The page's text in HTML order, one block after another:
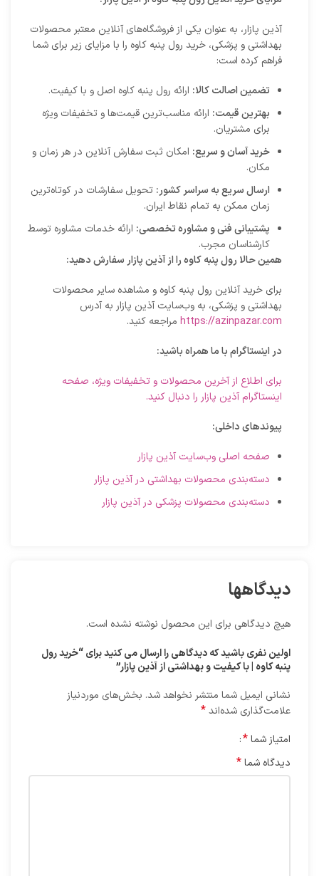
آذین پازار، به عنوان یکی از فروشگاه‌های آنلاین معتبر محصولات
بهداشتی و پزشکی، خرید رول پنبه کاوه را با مزایای زیر برای شما
فراهم کرده است:
تضمین اصالت کالا: ارائه رول پنبه کاوه اصل و با کیفیت.
بهترین قیمت: ارائه مناسب‌ترین قیمت‌ها و تخفیفات ویژه
برای مشتریان.
خرید آسان و سریع: امکان ثبت سفارش آنلاین در هر زمان و
مکان.
ارسال سریع به سراسر کشور: تحویل سفارشات در کوتاه‌ترین
زمان ممکن به تمام نقاط ایران.
پشتیبانی فنی و مشاوره تخصصی: ارائه خدمات مشاوره توسط
کارشناسان مجرب.
همین حالا رول پنبه کاوه را از آذین پازار سفارش دهید:
برای خرید آنلاین رول پنبه کاوه و مشاهده سایر محصولات
بهداشتی و پزشکی، به وب‌سایت آذین پازار به آدرس
https://azinpazar.com مراجعه کنید.
در اینستاگرام با ما همراه باشید:
برای اطلاع از آخرین محصولات و تخفیفات ویژه، صفحه
اینستاگرام آذین پازار را دنبال کنید.
پیوندهای داخلی:
صفحه اصلی وب‌سایت آذین پازار
دسته‌بندی محصولات بهداشتی در آذین پازار
دسته‌بندی محصولات پزشکی در آذین پازار
دیدگاهها
هیچ دیدگاهی برای این محصول نوشته نشده است.
اولین نفری باشید که دیدگاهی را ارسال می کنید برای “خرید رول
پنبه کاوه | با کیفیت و بهداشتی از آذین پازار”
نشانی ایمیل شما منتشر نخواهد شد. بخش‌های موردنیاز
علامت‌گذاری شده‌اند*
امتیاز شما*
دیدگاه شما*